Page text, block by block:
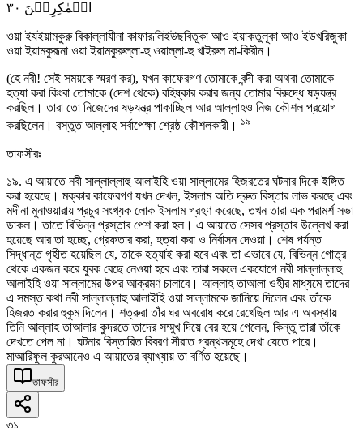
الۡمٰکِرِیۡنَ ٣۰
ওয়া ইযইয়ামকুরু বিকাল্লাযীনা কাফারূলিইউছবিতূকা আও ইয়াকতুলূকা আও ইউখরিজুকা
ওয়া ইয়ামকুরূনা ওয়া ইয়ামকুরুল্লা-হু ওয়াল্লা-হু খাইরুল মা-কিরীন।
(হে নবী! সেই সময়কে স্মরণ কর), যখন কাফেরগণ তোমাকে বন্দী করা অথবা তোমাকে
হত্যা করা কিংবা তোমাকে (দেশ থেকে) বহিষ্কার করার জন্য তোমার বিরুদ্ধে ষড়যন্ত্র
করছিল। তারা তো নিজেদের ষড়যন্ত্র পাকাচ্ছিল আর আল্লাহও নিজ কৌশল প্রয়োগ
করছিলেন। বস্তুত আল্লাহ সর্বাপেক্ষা শ্রেষ্ঠ কৌশলকারী। ১৯
তাফসীরঃ
১৯. এ আয়াতে নবী সাল্লাল্লাহু আলাইহি ওয়া সাল্লামের হিজরতের ঘটনার দিকে ইঙ্গিত
করা হয়েছে। মক্কার কাফেরগণ যখন দেখল, ইসলাম অতি দ্রুত বিস্তার লাভ করছে এবং
মদীনা মুনাওয়ারায় প্রচুর সংখ্যক লোক ইসলাম গ্রহণ করেছে, তখন তারা এক পরামর্শ সভা
ডাকল। তাতে বিভিন্ন প্রস্তাব পেশ করা হল। এ আয়াতে সেসব প্রস্তাব উল্লেখ করা
হয়েছে আর তা হচ্ছে, গ্রেফতার করা, হত্যা করা ও নির্বাসন দেওয়া। শেষ পর্যন্ত
সিদ্ধান্ত গৃহীত হয়েছিল যে, তাকে হত্যাই করা হবে এবং তা এভাবে যে, বিভিন্ন গোত্র
থেকে একজন করে যুবক বেছে নেওয়া হবে এবং তারা সকলে একযোগে নবী সাল্লাল্লাহু
আলাইহি ওয়া সাল্লামের উপর আক্রমণ চালাবে। আল্লাহ তাআলা ওহীর মাধ্যমে তাদের
এ সমস্ত কথা নবী সাল্লাল্লাহু আলাইহি ওয়া সাল্লামকে জানিয়ে দিলেন এবং তাঁকে
হিজরত করার হুকুম দিলেন। শত্রুরা তাঁর ঘর অবরোধ করে রেখেছিল আর এ অবস্থায়
তিনি আল্লাহ তাআলার কুদরতে তাদের সম্মুখ দিয়ে বের হয়ে গেলেন, কিন্তু তারা তাঁকে
দেখতে পেল না। ঘটনার বিস্তারিত বিবরণ সীরাত গ্রন্থসমূহে দেখা যেতে পারে।
মাআরিফুল কুরআনেও এ আয়াতের ব্যাখ্যায় তা বর্ণিত হয়েছে।
তাফসীর
৩১